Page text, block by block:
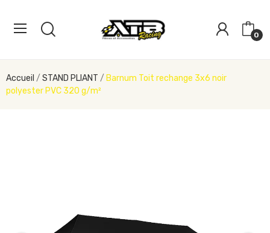
0
Accueil STAND PLIANT
Barnum Toit rechange 3x6 noir
polyester PVC 320 g/m²